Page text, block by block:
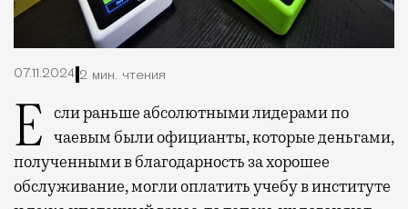
07.11.2024 2 мин. чтения
Если раньше абсолютными лидерами по чаевым были официанты, которые деньгами,
полученными в благодарность за хорошее
обслуживание, могли оплатить учебу в институте